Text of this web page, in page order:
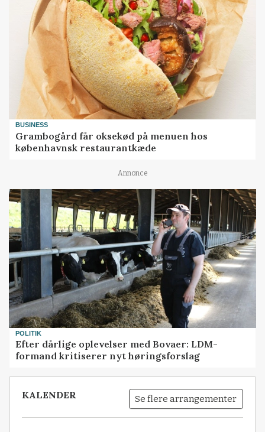
BUSINESS
Grambogård får oksekød på menuen hos
københavnsk restaurantkæde
Annonce
POLITIK
Efter dårlige oplevelser med Bovaer: LDM-
formand kritiserer nyt høringsforslag
KALENDER Se flere arrangementer